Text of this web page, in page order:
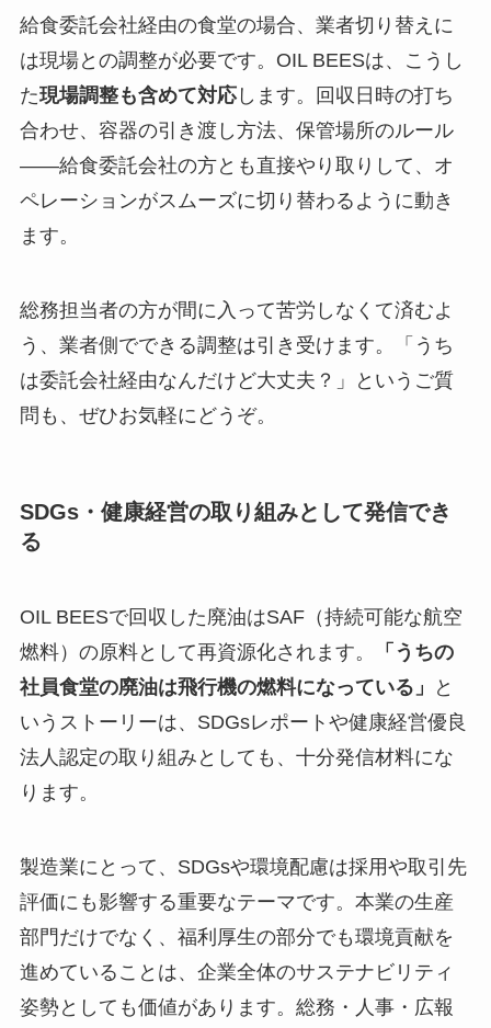
給食委託会社経由の食堂の場合、業者切り替えに
は現場との調整が必要です。OIL BEESは、こうし
た現場調整も含めて対応します。回収日時の打ち
合わせ、容器の引き渡し方法、保管場所のルール
——給食委託会社の方とも直接やり取りして、オ
ペレーションがスムーズに切り替わるように動き
ます。
総務担当者の方が間に入って苦労しなくて済むよ
う、業者側でできる調整は引き受けます。「うち
は委託会社経由なんだけど大丈夫？」というご質
問も、ぜひお気軽にどうぞ。
SDGs・健康経営の取り組みとして発信でき
る
OIL BEESで回収した廃油はSAF（持続可能な航空
燃料）の原料として再資源化されます。
「うちの
社員食堂の廃油は飛行機の燃料になっている」
と
いうストーリーは、SDGsレポートや健康経営優良
法人認定の取り組みとしても、十分発信材料にな
ります。
製造業にとって、SDGsや環境配慮は採用や取引先
評価にも影響する重要なテーマです。本業の生産
部門だけでなく、福利厚生の部分でも環境貢献を
進めていることは、企業全体のサステナビリティ
姿勢としても価値があります。総務・人事・広報